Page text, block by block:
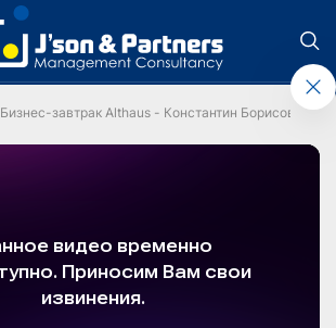
Бизнес-завтрак Althaus - Константин Борисов,